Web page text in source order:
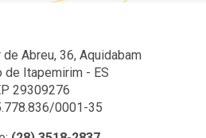
Abreu, 36, Aquidabam
de Itapemirim - ES
29309276
0001-35